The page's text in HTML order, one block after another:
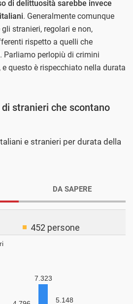
di delittuosità sarebbe invece
. Generalmente comunque
stranieri, regolari e non,
rispetto a quelli che
perlopiù di crimini
questo è rispecchiato nella durata
stranieri che scontano
e stranieri per durata della
DA SAPERE